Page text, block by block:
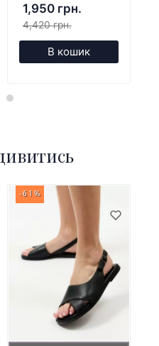
1,950 грн.
4,420 грн.
В кошик
-61%